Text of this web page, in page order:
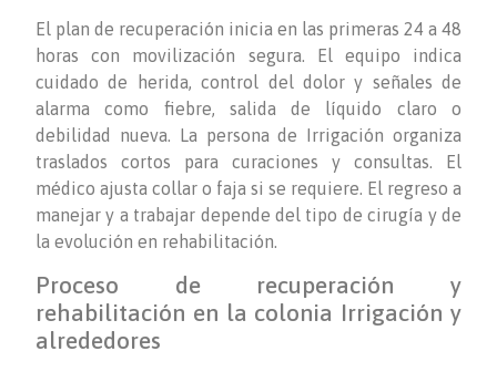
El plan de recuperación inicia en las primeras 24 a 48
horas con movilización segura. El equipo indica
cuidado de herida, control del dolor y señales de
alarma como fiebre, salida de líquido claro o
debilidad nueva. La persona de Irrigación organiza
traslados cortos para curaciones y consultas. El
médico ajusta collar o faja si se requiere. El regreso a
manejar y a trabajar depende del tipo de cirugía y de
la evolución en rehabilitación.
Proceso de recuperación y
rehabilitación en la colonia Irrigación y
alrededores